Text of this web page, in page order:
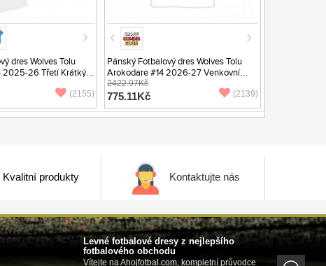
dres Wolves Tolu
2025-26 Třetí Krátký
(2155)
Pánský Fotbalový dres Wolves Tolu
Arokodare #14 2026-27 Venkovní
Krátký Rukáv
2422.97Kč
775.11Kč (2139)
Kvalitní produkty Kontaktujte nás
Levné fotbalové dresy z nejlepšího
fotbalového obchodu
Vítejte na Ahojfotbal.com, kompletní průvodce